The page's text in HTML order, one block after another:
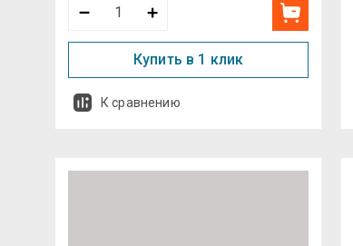
Купить в 1 клик
К сравнению